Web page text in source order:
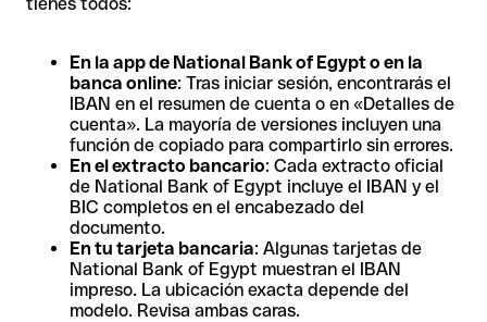
En la app de National Bank of Egypt o en la
banca online: Tras iniciar sesión, encontrarás el
IBAN en el resumen de cuenta o en «Detalles de
cuenta». La mayoría de versiones incluyen una
función de copiado para compartirlo sin errores.
En el extracto bancario: Cada extracto oficial
de National Bank of Egypt incluye el IBAN y el
BIC completos en el encabezado del
documento.
En tu tarjeta bancaria: Algunas tarjetas de
National Bank of Egypt muestran el IBAN
impreso. La ubicación exacta depende del
modelo. Revisa ambas caras.